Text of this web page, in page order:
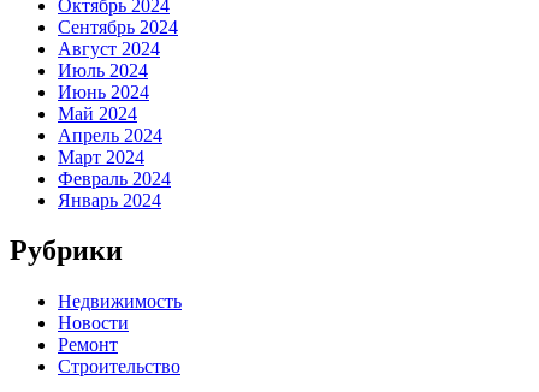
Октябрь 2024
Сентябрь 2024
Август 2024
Июль 2024
Июнь 2024
Май 2024
Апрель 2024
Март 2024
Февраль 2024
Январь 2024
Рубрики
Недвижимость
Новости
Ремонт
Строительство